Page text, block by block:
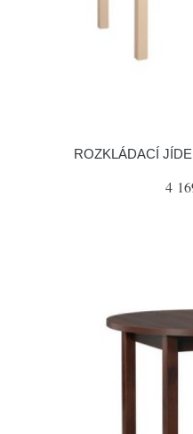
ROZKLÁDACÍ
4